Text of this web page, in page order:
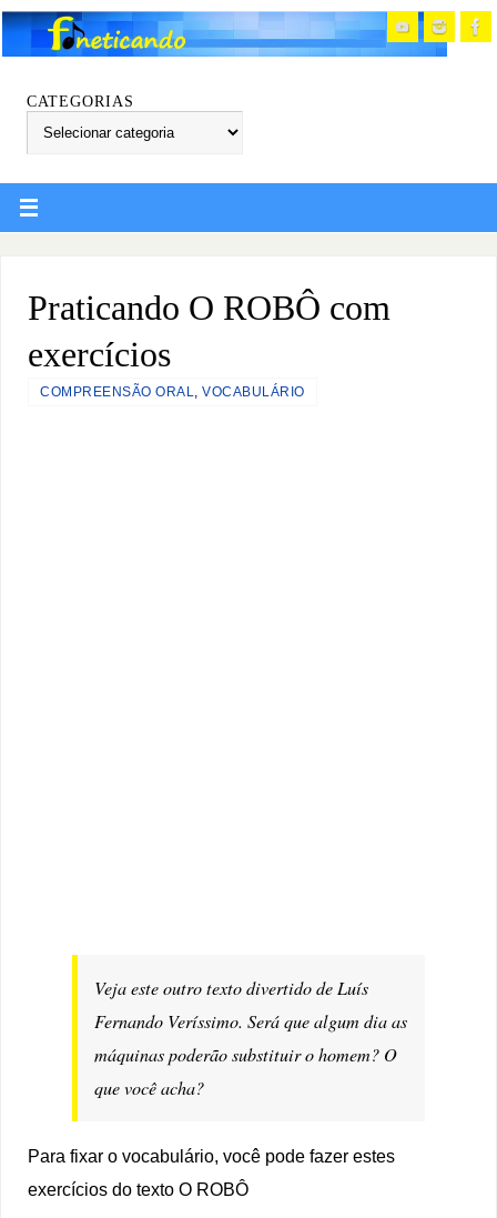
CATEGORIAS
Praticando O ROBÔ com
exercícios
COMPREENSÃO ORAL ,VOCABULÁRIO
Veja este outro texto divertido de Luís
Fernando Veríssimo. Será que algum dia as
máquinas poderão substituir o homem? O
que você acha?
Para fixar o vocabulário, você pode fazer estes
exercícios do texto O ROBÔ